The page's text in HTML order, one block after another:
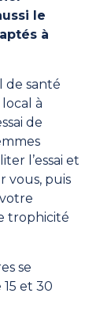
le
à
de santé
à
de
l’essai et
vous, puis
trophicité
se
et 30